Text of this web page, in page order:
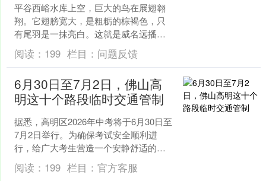
平谷西峪水库上空，巨大的鸟在展翅翱
翔。它翅膀宽大，是粗粝的棕褐色，只
有尾羽是一抹亮白。这就是威名远播的
国家一级保护动物——白尾海雕。 因为
它们的到来，西峪水库热....
阅读： 199 栏目： 问题反馈
6月30日至7月2日，佛山高
明这十个路段临时交通管制
据悉，高明区2026年中考将于6月30日至
7月2日举行。为确保考试安全顺利进
行，给广大考生营造一个安静舒适的考
试环境，交管部门将对区内10个考点周
边道路实施临时....
阅读： 199 栏目： 官方客服